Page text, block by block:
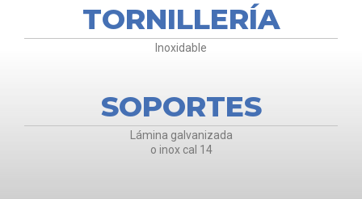
TORNILLERÍA
Inoxidable
SOPORTES
Lámina galvanizada
o inox cal 14